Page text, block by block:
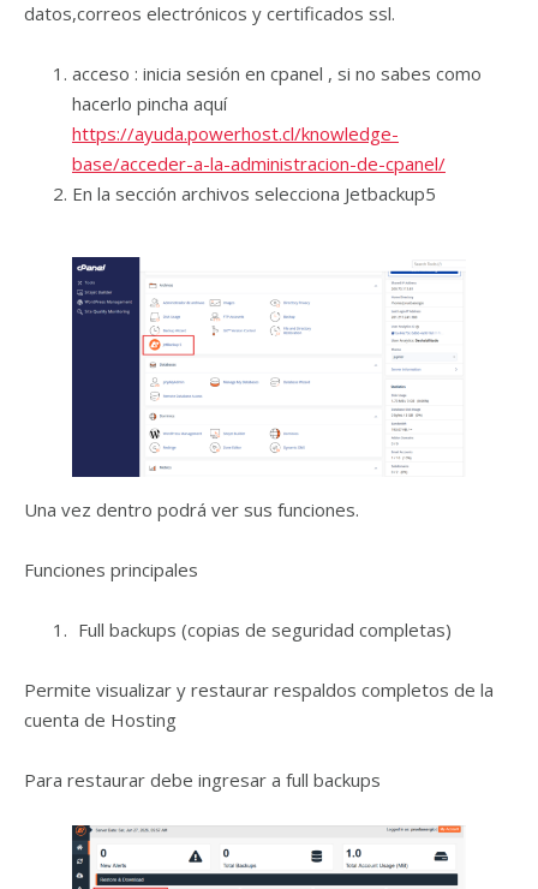
datos,correos electrónicos y certificados ssl.
acceso : inicia sesión en cpanel , si no sabes como
hacerlo pincha aquí
https://ayuda.powerhost.cl/knowledge-
base/acceder-a-la-administracion-de-cpanel/
En la sección archivos selecciona Jetbackup5
Una vez dentro podrá ver sus funciones.
Funciones principales
Full backups (copias de seguridad completas)
Permite visualizar y restaurar respaldos completos de la
cuenta de Hosting
Para restaurar debe ingresar a full backups